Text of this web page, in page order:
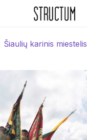
Šiaulių karinis miestelis